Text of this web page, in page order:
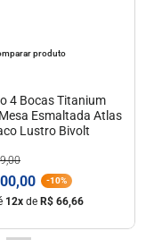
4 Bocas Titanium
Esmaltada Atlas
Lustro Bivolt
,00
,00 -10%
12x de R$ 66,66